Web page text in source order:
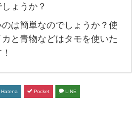
ょうか？
は簡単なのでしょうか？使
と青物などはタモを使いた
Hatena Pocket LINE